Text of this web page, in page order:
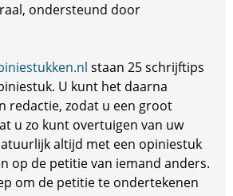
ondersteund door
staan 25 schrijftips
U kunt het daarna
redactie, zodat u een groot
u zo kunt overtuigen van uw
altijd met een opiniestuk
op de petitie van iemand anders.
om de petitie te ondertekenen